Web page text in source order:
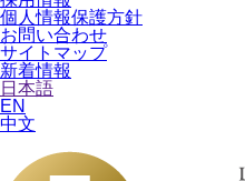
個人情報保護方針
お問い合わせ
サイトマップ
新着情報
日本語
EN
中文